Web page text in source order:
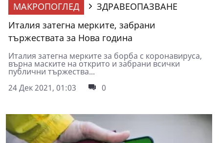
МАКРОПОГЛЕД
ЗДРАВЕОПАЗВАНЕ
Италия затегна мерките, забрани
тържествата за Нова година
Италия затегна мерките за борба с коронавируса,
върна маските на открито и забрани всички
публични тържества...
24 Дек 2021, 01:03
0